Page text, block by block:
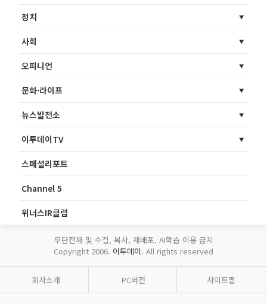
정치
사회
오피니언
문화·라이프
뉴스발전소
이투데이TV
스페셜리포트
Channel 5
위너스IR클럽
무단전재 및 수집, 복사, 재배포, AI학습 이용 금지
Copyright 2006. 이투데이. All rights reserved
회사소개 PC버전 사이트맵